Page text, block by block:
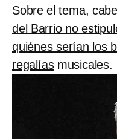
Sobre el tema,
del Barrio no
quiénes serían los
regalíasmusicales.